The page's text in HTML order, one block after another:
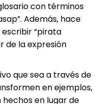
con términos
Además, hace
“pirata
de la expresión
que sea a través de
en ejemplos,
en lugar de